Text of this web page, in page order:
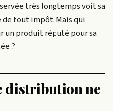
très longtemps voit sa
tout impôt. Mais qui
un produit réputé pour sa
?
distribution ne